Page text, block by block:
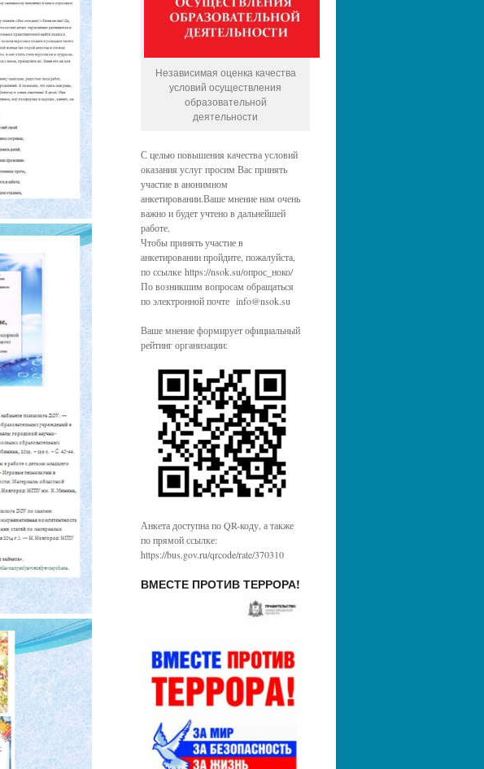
Независимая оценка качества
условий осуществления
образовательной
деятельности
С целью повышения качества условий
оказания услуг просим Вас принять
участие в анонимном
анкетировании.Ваше мнение нам очень
важно и будет учтено в дальнейшей
работе.
Чтобы принять участие в
анкетировании пройдите, пожалуйста,
по ссылке https://nsok.su/опрос_ноко/
По возникшим вопросам обращаться
по электронной почте info@nsok.su
Ваше мнение формирует официальный
рейтинг организации:
Анкета доступна по QR-коду, а также
по прямой ссылке:
https://bus.gov.ru/qrcode/rate/370310
ВМЕСТЕ ПРОТИВ ТЕРРОРА!